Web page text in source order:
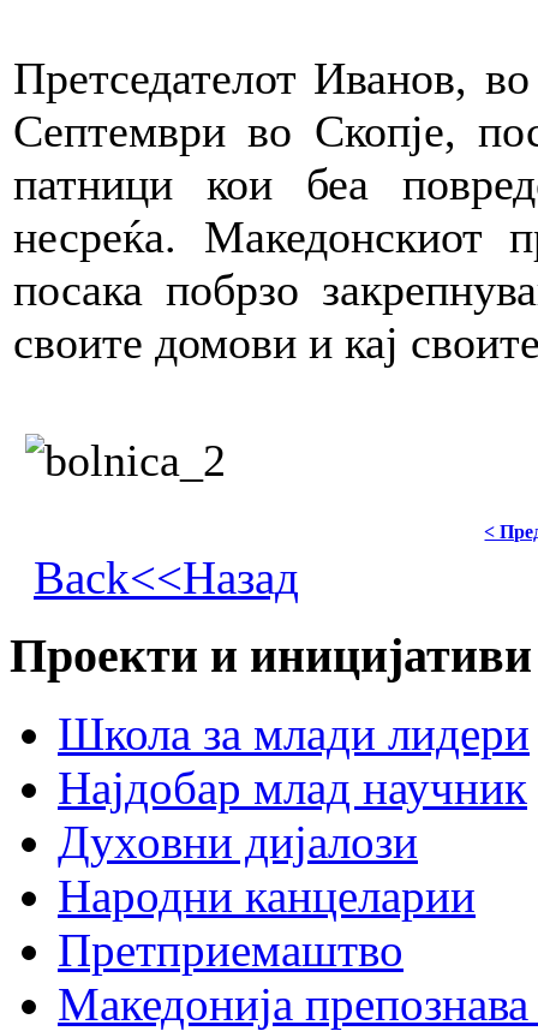
Претседателот Иванов,
Септември во Скопје,
патници кои беа
несреќа. Македонскиот
посака побрзо
своите домови и кај
<
Back<<Назад
Проекти и иницијативи
Школа за млади лидери
Најдобар млад научник
Духовни дијалози
Народни канцеларии
Претприемаштво
Македонија